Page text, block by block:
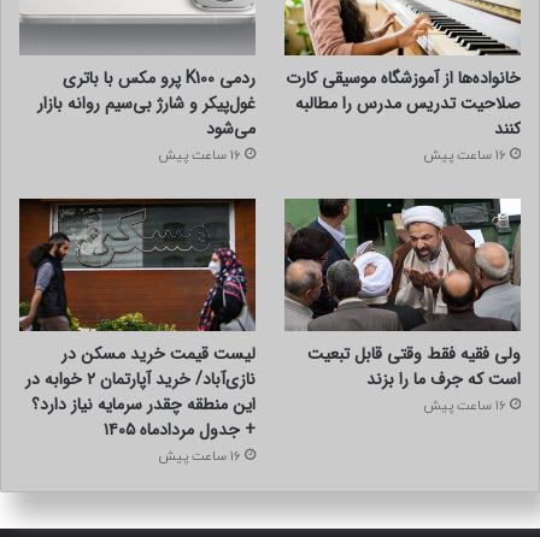
خانواده‌ها از آموزشگاه موسیقی کارت
صلاحیت تدریس مدرس را مطالبه
کنند
16 ساعت پیش
ردمی K100 پرو مکس با باتری
غول‌پیکر و شارژ بی‌سیم روانه بازار
می‌شود
16 ساعت پیش
ولی فقیه فقط وقتی قابل تبعیت
است که جرف ما را بزند
16 ساعت پیش
لیست قیمت خرید مسکن در
نازی‌آباد/ خرید آپارتمان ۲ خوابه در
این منطقه چقدر سرمایه نیاز دارد؟
+ جدول مردادماه ۱۴۰۵
16 ساعت پیش